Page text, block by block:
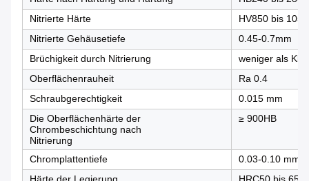
Nitrierte Härte
HV850 bis 1050
Nitrierte Gehäusetiefe
0.45-0.7mm
Brüchigkeit durch Nitrierung
weniger als
Oberflächenrauheit
Ra 0.4
Schraubgerechtigkeit
0.015 mm
Die Oberflächenhärte der
Chrombeschichtung nach
Nitrierung
≥ 900HB
Chromplattentiefe
0.03-0.10 mm
Härte der Legierung
HRC50 bis 65